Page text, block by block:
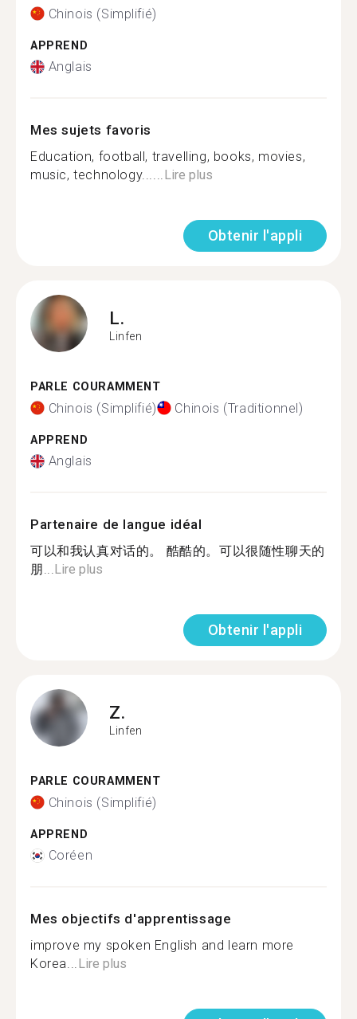
Chinois (Simplifié)
APPREND
Anglais
Mes sujets favoris
Education, football, travelling, books, movies,
music, technology......Lire plus
Obtenir l'appli
L.
Linfen
PARLE COURAMMENT
Chinois (Simplifié) Chinois (Traditionnel)
APPREND
Anglais
Partenaire de langue idéal
可以和我认真对话的。 酷酷的。可以很随性聊天的
朋...Lire plus
Obtenir l'appli
Z.
Linfen
PARLE COURAMMENT
Chinois (Simplifié)
APPREND
Coréen
Mes objectifs d'apprentissage
improve my spoken English and learn more
Korea...Lire plus